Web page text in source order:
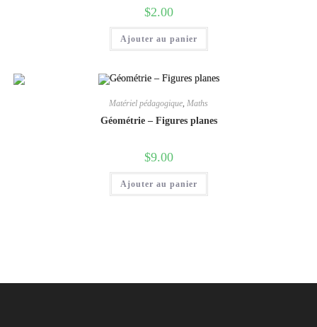
$2.00
Ajouter au panier
Matériel pédagogique, Maths
Géométrie – Figures planes
$9.00
Ajouter au panier